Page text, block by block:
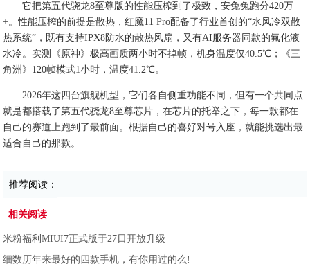
它把第五代骁龙8至尊版的性能压榨到了极致，安兔兔跑分420万
+。性能压榨的前提是散热，红魔11 Pro配备了行业首创的“水风冷双散
热系统”，既有支持IPX8防水的散热风扇，又有AI服务器同款的氟化液
水冷。实测《原神》极高画质两小时不掉帧，机身温度仅40.5℃；《三
角洲》120帧模式1小时，温度41.2℃。
2026年这四台旗舰机型，它们各自侧重功能不同，但有一个共同点
就是都搭载了第五代骁龙8至尊芯片，在芯片的托举之下，每一款都在
自己的赛道上跑到了最前面。根据自己的喜好对号入座，就能挑选出最
适合自己的那款。
推荐阅读：
相关阅读
米粉福利MIUI7正式版于27日开放升级
细数历年来最好的四款手机，有你用过的么!